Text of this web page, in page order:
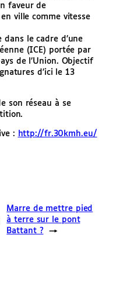
faveur de
ville comme vitesse
le cadre d’une
(ICE) portée par
de l’Union. Objectif
d’ici le 13
son réseau à se
: http://fr.30kmh.eu/
Marre de mettre pied
à terre sur le pont
Battant ?
→